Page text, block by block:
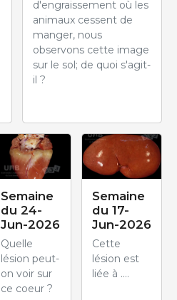
d'engraissement où les
animaux cessent de
manger, nous
observons cette image
sur le sol; de quoi s'agit-
il ?
Semaine
du 24-
Jun-2026
Quelle
lésion peut-
on voir sur
ce coeur ?
Semaine
du 17-
Jun-2026
Cette
lésion est
liée à ....